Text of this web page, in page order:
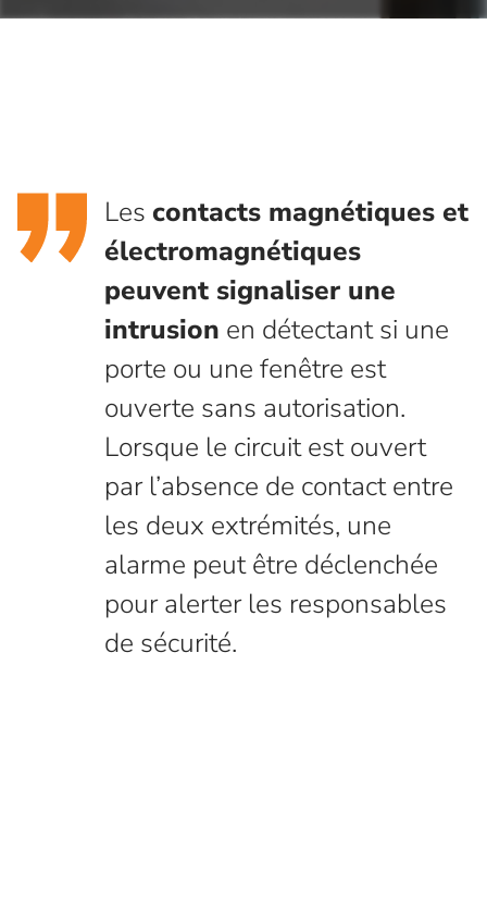
Les contacts magnétiques et
électromagnétiques
peuvent signaliser une
intrusion en détectant si une
porte ou une fenêtre est
ouverte sans autorisation.
Lorsque le circuit est ouvert
par l’absence de contact entre
les deux extrémités, une
alarme peut être déclenchée
pour alerter les responsables
de sécurité.